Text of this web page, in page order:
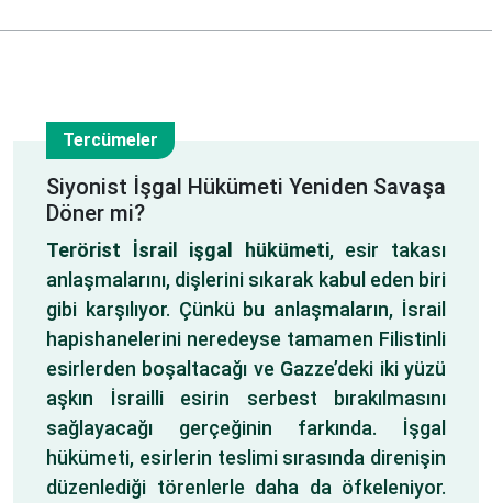
4
Tercümeler
Siyonist İşgal Hükümeti Yeniden Savaşa
Döner mi?
Terörist İsrail işgal hükümeti, esir takası
anlaşmalarını, dişlerini sıkarak kabul eden biri
gibi karşılıyor. Çünkü bu anlaşmaların, İsrail
hapishanelerini neredeyse tamamen Filistinli
esirlerden boşaltacağı ve Gazze’deki iki yüzü
aşkın İsrailli esirin serbest bırakılmasını
sağlayacağı gerçeğinin farkında. İşgal
hükümeti, esirlerin teslimi sırasında direnişin
düzenlediği törenlerle daha da öfkeleniyor.